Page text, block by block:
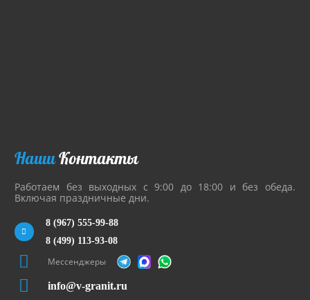
НашиКонтакты
Работаем без выходных с 9:00 до 18:00 и без обеда.
Включая праздничные дни.
8 (967) 555-99-88
8 (499) 113-93-08
Мессенджеры
info@v-granit.ru